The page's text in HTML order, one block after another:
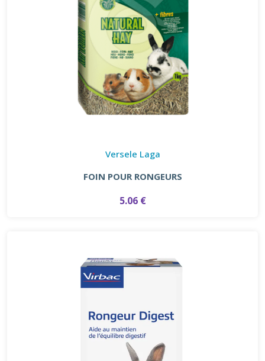
Versele Laga
FOIN POUR RONGEURS
5.06 €